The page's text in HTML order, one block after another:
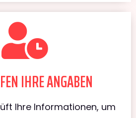
IHRE ANGABEN
Ihre Informationen, um